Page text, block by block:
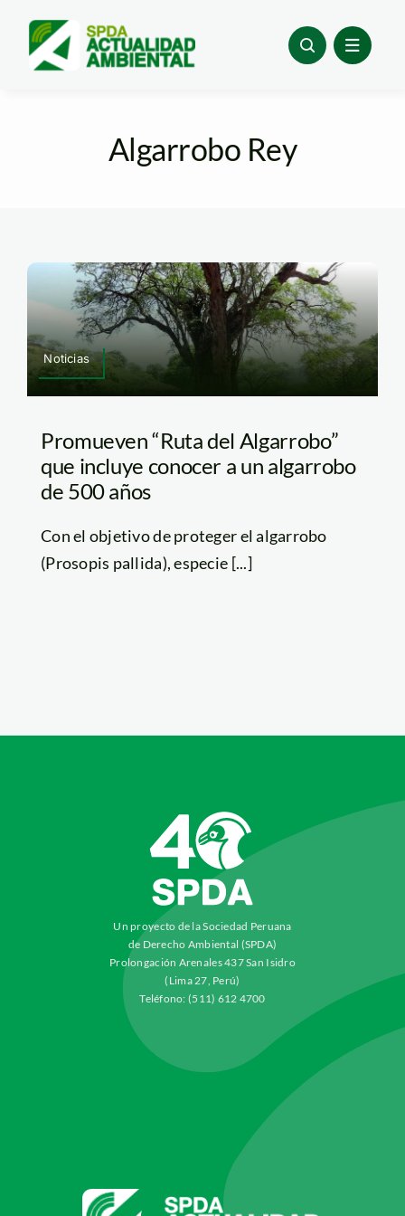
content
Algarrobo Rey
Noticias
Promueven “Ruta del Algarrobo”
que incluye conocer a un algarrobo
de 500 años
Con el objetivo de proteger el algarrobo
(Prosopis pallida), especie [...]
Un proyecto de la Sociedad Peruana
de Derecho Ambiental (SPDA)
Prolongación Arenales 437 San Isidro
(Lima 27, Perú)
Teléfono: (511) 612 4700